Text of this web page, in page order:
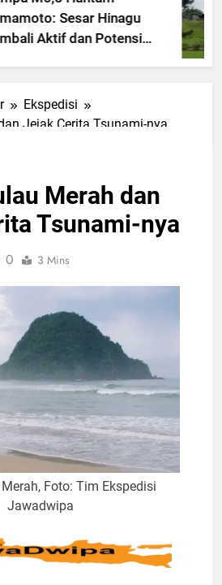
Sesar Hinagu
Aktif dan Potensi
Ekspedisi
Jejak Cerita Tsunami-nya
Merah dan
Tsunami-nya
0 3 Mins
Foto: Tim Ekspedisi
Jawadwipa